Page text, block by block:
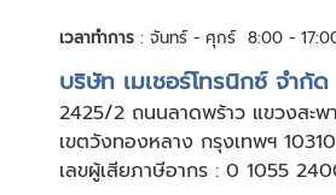
เวลาทำการ : จันทร์ - ศุกร์ 8:00 -
บริษัท เมเชอร์โทรนิกซ์ จำกัด
2425/2 ถนนลาดพร้าว แขวงสะพ
เขตวังทองหลาง กรุงเทพฯ 10310
เลขผู้เสียภาษีอากร : 0 1055